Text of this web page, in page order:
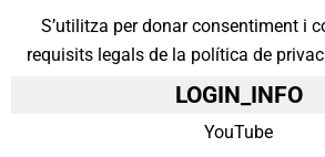
S’utilitza per donar consentiment i
requisits legals de la política de
LOGIN_INFO
YouTube